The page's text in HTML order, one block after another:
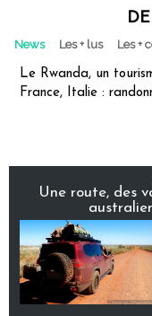
News Les + lus Les +
Le Rwanda, un
France, Italie :
Une route, des